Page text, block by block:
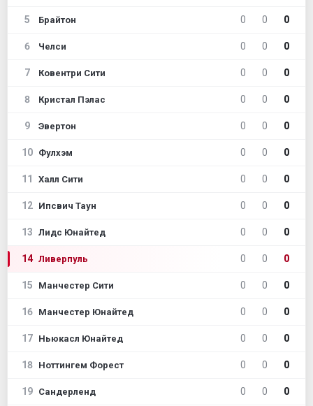
5 Брайтон 0 0 0
6 Челси 0 0 0
7 Ковентри Сити 0 0 0
8 Кристал Пэлас 0 0 0
9 Эвертон 0 0 0
10 Фулхэм 0 0 0
11 Халл Сити 0 0 0
12 Ипсвич Таун 0 0 0
13 Лидс Юнайтед 0 0 0
14 Ливерпуль 0 0 0
15 Манчестер Сити 0 0 0
16 Манчестер Юнайтед 0 0 0
17 Ньюкасл Юнайтед 0 0 0
18 Ноттингем Форест 0 0 0
19 Сандерленд 0 0 0